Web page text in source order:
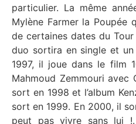
particulier. La même
Mylène Farmer la Poupée
de certaines dates du
duo sortira en single et
1997, il joue dans le film
Mahmoud Zemmouri avec
sort en 1998 et l’album
sort en 1999. En 2000, il
peut pas vivre sans lui